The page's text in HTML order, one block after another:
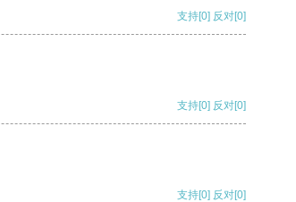
支持[0] 反对[0]
支持[0] 反对[0]
支持[0] 反对[0]